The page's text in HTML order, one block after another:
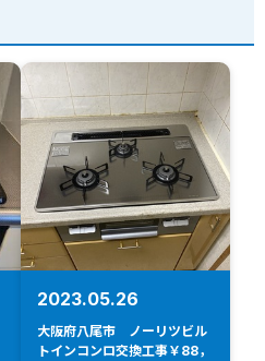
2023.05.26
大阪府八尾市 ノーリツビル
トインコンロ交換工事￥88，